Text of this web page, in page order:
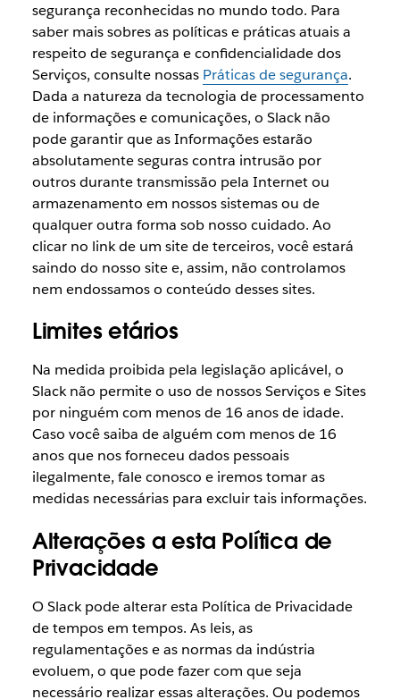
segurança reconhecidas no mundo todo. Para
saber mais sobres as políticas e práticas atuais a
respeito de segurança e confidencialidade dos
Serviços, consulte nossas Práticas de segurança.
Dada a natureza da tecnologia de processamento
de informações e comunicações, o Slack não
pode garantir que as Informações estarão
absolutamente seguras contra intrusão por
outros durante transmissão pela Internet ou
armazenamento em nossos sistemas ou de
qualquer outra forma sob nosso cuidado. Ao
clicar no link de um site de terceiros, você estará
saindo do nosso site e, assim, não controlamos
nem endossamos o conteúdo desses sites.
Limites etários
Na medida proibida pela legislação aplicável, o
Slack não permite o uso de nossos Serviços e Sites
por ninguém com menos de 16 anos de idade.
Caso você saiba de alguém com menos de 16
anos que nos forneceu dados pessoais
ilegalmente, fale conosco e iremos tomar as
medidas necessárias para excluir tais informações.
Alterações a esta Política de
Privacidade
O Slack pode alterar esta Política de Privacidade
de tempos em tempos. As leis, as
regulamentações e as normas da indústria
evoluem, o que pode fazer com que seja
necessário realizar essas alterações. Ou podemos